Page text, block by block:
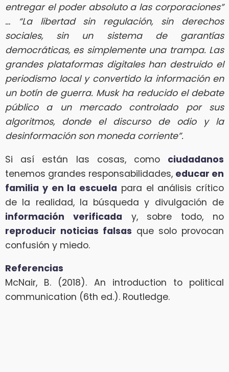
entregar el poder absoluto a las corporaciones”
… “La libertad sin regulación, sin derechos
sociales, sin un sistema de garantías
democráticas, es simplemente una trampa. Las
grandes plataformas digitales han destruido el
periodismo local y convertido la información en
un botín de guerra. Musk ha reducido el debate
público a un mercado controlado por sus
algoritmos, donde el discurso de odio y la
desinformación son moneda corriente”.
Si así están las cosas, como ciudadanos
tenemos grandes responsabilidades, educar en
familia y en la escuela para el análisis crítico
de la realidad, la búsqueda y divulgación de
información verificada y, sobre todo, no
reproducir noticias falsas que solo provocan
confusión y miedo.
Referencias
McNair, B. (2018). An introduction to political
communication (6th ed.). Routledge.